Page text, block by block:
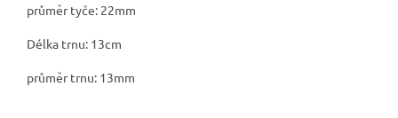
průměr tyče: 22mm
Délka trnu: 13cm
průměr trnu: 13mm